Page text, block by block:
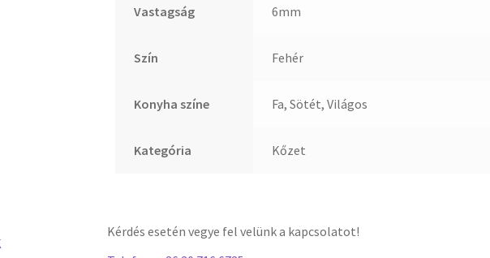
Vastagság 6mm
Szín Fehér
Konyha színe Fa, Sötét, Világos
Kategória Kőzet
Kérdés esetén vegye fel velünk a kapcsolatot!